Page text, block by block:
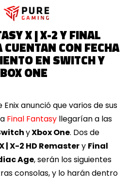
X | X-2 Y FINAL
CUENTAN CON FECHA
EN SWITCH Y
ONE
Enix anunció que varios de sus
Final Fantasy llegarían a las
yXbox One. Dos de
| X-2 HD Remastery Final
Age, serán los siguientes
consolas, y lo harán dentro